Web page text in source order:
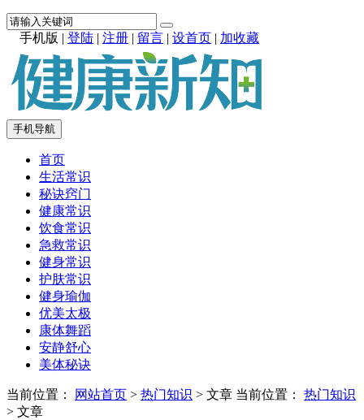
手机版 | 登陆 | 注册 | 留言 | 设首页 | 加收藏
手机导航
首页
生活常识
秘诀窍门
健康常识
饮食常识
急救常识
健身常识
护肤常识
健身瑜伽
优美太极
康体舞蹈
安静舒心
美体秘诀
当前位置： 网站首页 > 热门知识 > 文章 当前位置： 热门知识
> 文章